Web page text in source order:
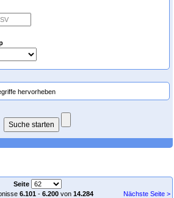
hervorheben
Seite
6.101- 6.200von 14.284
Nächste Seite >